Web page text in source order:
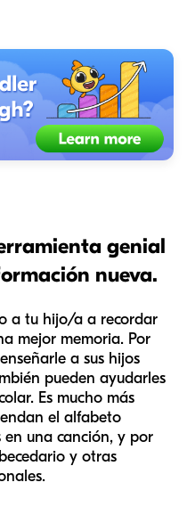
genial
nueva.
a tu hijo/a a recordar
mejor memoria. Por
a sus hijos
pueden ayudarles
Es mucho más
el alfabeto
una canción, y por
y otras